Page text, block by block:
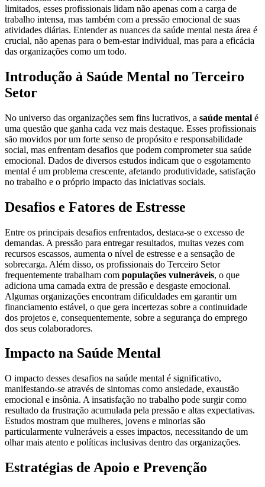
limitados, esses profissionais lidam não apenas com a carga de
trabalho intensa, mas também com a pressão emocional de suas
atividades diárias. Entender as nuances da saúde mental nesta área é
crucial, não apenas para o bem-estar individual, mas para a eficácia
das organizações como um todo.
Introdução à Saúde Mental no Terceiro
Setor
No universo das organizações sem fins lucrativos, a saúde mental é
uma questão que ganha cada vez mais destaque. Esses profissionais
são movidos por um forte senso de propósito e responsabilidade
social, mas enfrentam desafios que podem comprometer sua saúde
emocional. Dados de diversos estudos indicam que o esgotamento
mental é um problema crescente, afetando produtividade, satisfação
no trabalho e o próprio impacto das iniciativas sociais.
Desafios e Fatores de Estresse
Entre os principais desafios enfrentados, destaca-se o excesso de
demandas. A pressão para entregar resultados, muitas vezes com
recursos escassos, aumenta o nível de estresse e a sensação de
sobrecarga. Além disso, os profissionais do Terceiro Setor
frequentemente trabalham com populações vulneráveis, o que
adiciona uma camada extra de pressão e desgaste emocional.
Algumas organizações encontram dificuldades em garantir um
financiamento estável, o que gera incertezas sobre a continuidade
dos projetos e, consequentemente, sobre a segurança do emprego
dos seus colaboradores.
Impacto na Saúde Mental
O impacto desses desafios na saúde mental é significativo,
manifestando-se através de sintomas como ansiedade, exaustão
emocional e insônia. A insatisfação no trabalho pode surgir como
resultado da frustração acumulada pela pressão e altas expectativas.
Estudos mostram que mulheres, jovens e minorias são
particularmente vulneráveis a esses impactos, necessitando de um
olhar mais atento e políticas inclusivas dentro das organizações.
Estratégias de Apoio e Prevenção